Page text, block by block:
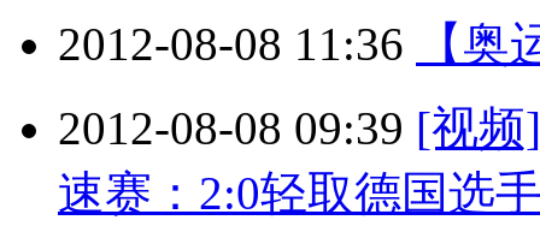
2012-08-08 11:36
【
2012-08-08 09:39 [视频
速赛：2:0轻取德国选